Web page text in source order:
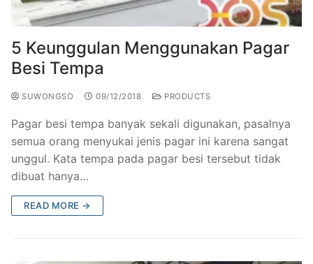
5 Keunggulan Menggunakan Pagar
Besi Tempa
SUWONGSO 09/12/2018 PRODUCTS
​Pagar besi tempa banyak sekali digunakan, pasalnya
semua orang menyukai jenis pagar ini karena sangat
unggul. Kata tempa pada pagar besi tersebut tidak
dibuat hanya…
READ MORE →